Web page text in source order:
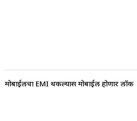
मोबाईलचा EMI थकल्यास मोबाईल होणार लॉक